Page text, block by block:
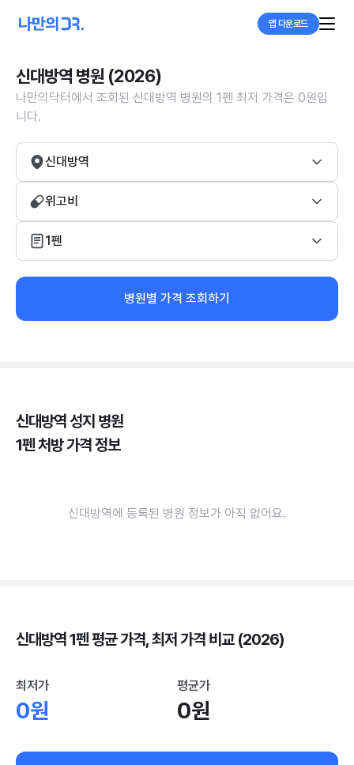
앱 다운로드
신대방역 병원 (2026)
나만의닥터에서 조회된 신대방역 병원의 1펜 최저 가격은 0원입
니다.
신대방역
위고비
1펜
병원별 가격 조회하기
신대방역 성지 병원
1펜 처방 가격 정보
신대방역에 등록된 병원 정보가 아직 없어요.
신대방역 1펜 평균 가격, 최저 가격 비교 (2026)
최저가
0원
평균가
0원